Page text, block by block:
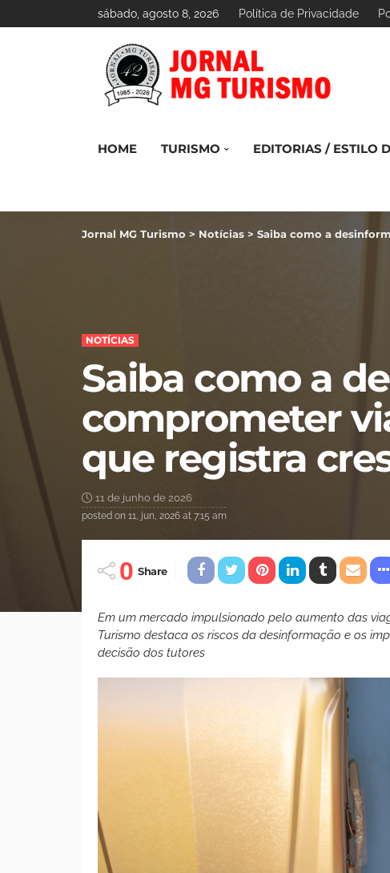
sábado, agosto 8, 2026 Política de Privacidade
HOME TURISMO EDITORIAS / ESTILO
Jornal MG Turismo > Notícias > Saiba como a
NOTÍCIAS
Saiba como a
comprometer
que registra
11 de junho de 2026
posted on 11, jun, 2026 at 7:15 am
0 Share
Em um mercado impulsionado pelo aumento das
Turismo destaca os riscos da desinformação e os
decisão dos tutores